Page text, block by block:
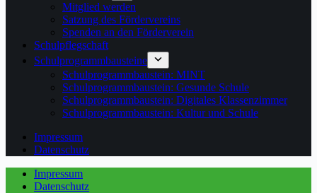
Mitglied werden
Satzung des Fördervereins
Spenden an den Förderverein
Schulpflegschaft
Schulprogrammbausteine
Schulprogrammbaustein: MINT
Schulprogrammbaustein: Gesunde Schule
Schulprogrammbaustein: Digitales Klassenzimmer
Schulprogrammbaustein: Kultur und Schule
Impressum
Datenschutz
Impressum
Datenschutz